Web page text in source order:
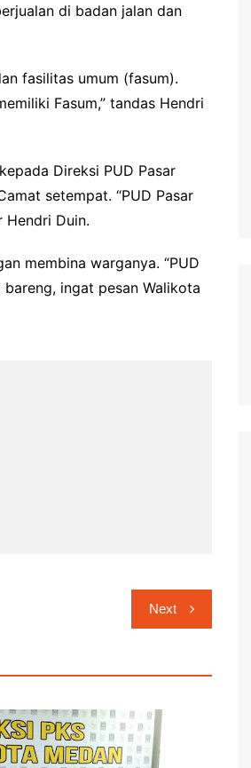
di badan jalan dan
fasilitas umum (fasum).
Fasum,” tandas Hendri
Direksi PUD Pasar
setempat. “PUD Pasar
Hendri Duin.
membina warganya. “PUD
ingat pesan Walikota
Next